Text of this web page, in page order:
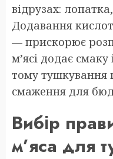
відрузах:
Додавання
— прискорює
м’ясі додає смаку
тому тушкування
смаження для
Вибір
м’яса для